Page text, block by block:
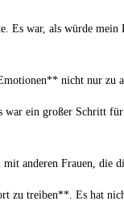
war, als würde
nicht nur
ein großer Schritt
​anderen Frauen, die
⁤zu treiben**. Es ‍hat